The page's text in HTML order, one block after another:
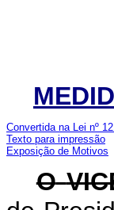
Convertida na Lei nº
Texto para impressão
Exposição de Motivos
O